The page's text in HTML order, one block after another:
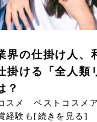
界の仕掛け人、
掛ける「全人類
？
スメ ベストコスメ
経験も[続きを見る]